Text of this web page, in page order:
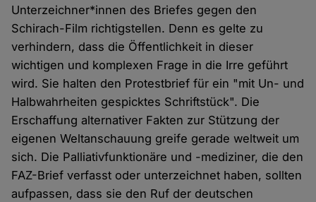
Unterzeichner*innen des Briefes gegen den
Schirach-Film richtigstellen. Denn es gelte zu
verhindern, dass die Öffentlichkeit in dieser
wichtigen und komplexen Frage in die Irre geführt
wird. Sie halten den Protestbrief für ein "mit Un- und
Halbwahrheiten gespicktes Schriftstück". Die
Erschaffung alternativer Fakten zur Stützung der
eigenen Weltanschauung greife gerade weltweit um
sich. Die Palliativfunktionäre und -mediziner, die den
FAZ-Brief verfasst oder unterzeichnet haben, sollten
aufpassen, dass sie den Ruf der deutschen